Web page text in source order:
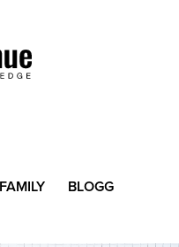
BLOGG